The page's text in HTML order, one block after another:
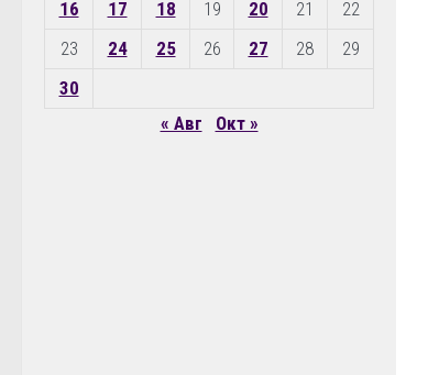
16
17 18 19 20 21
22
23
24 25 26 27 28
29
30
« Авг
Окт »